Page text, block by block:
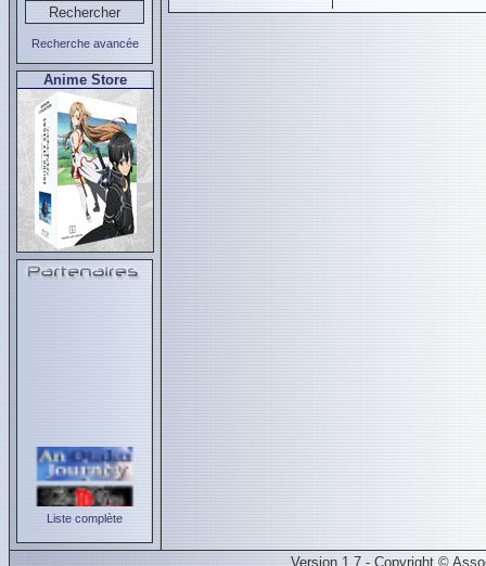
Recherche avancée
Anime Store
Liste complète
Version 1.7 - Copyright ©